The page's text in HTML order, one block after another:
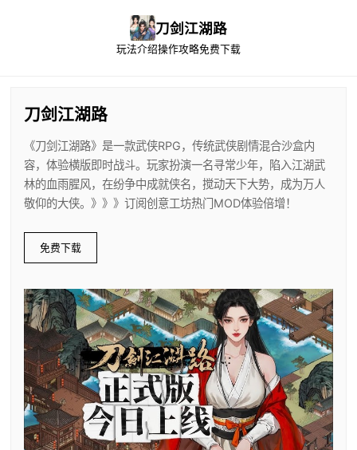
刀剑江湖路
玩法介绍操作攻略免费下载
刀剑江湖路
《刀剑江湖路》是一款武侠RPG，传统武侠剧情混合沙盒内
容，体验横版即时战斗。玩家扮演一名寻常少年，陷入江湖武
林的血雨腥风，在纷争中成就侠名，搅动天下大势，成为万人
敬仰的大侠。》》》订阅创意工坊热门MOD体验倍增！
免费下载